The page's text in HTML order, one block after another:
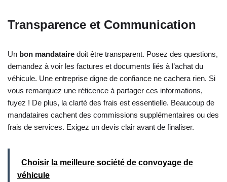
Transparence et Communication
Un bon mandataire doit être transparent. Posez des questions,
demandez à voir les factures et documents liés à l’achat du
véhicule. Une entreprise digne de confiance ne cachera rien. Si
vous remarquez une réticence à partager ces informations,
fuyez ! De plus, la clarté des frais est essentielle. Beaucoup de
mandataires cachent des commissions supplémentaires ou des
frais de services. Exigez un devis clair avant de finaliser.
Choisir la meilleure société de convoyage de
véhicule